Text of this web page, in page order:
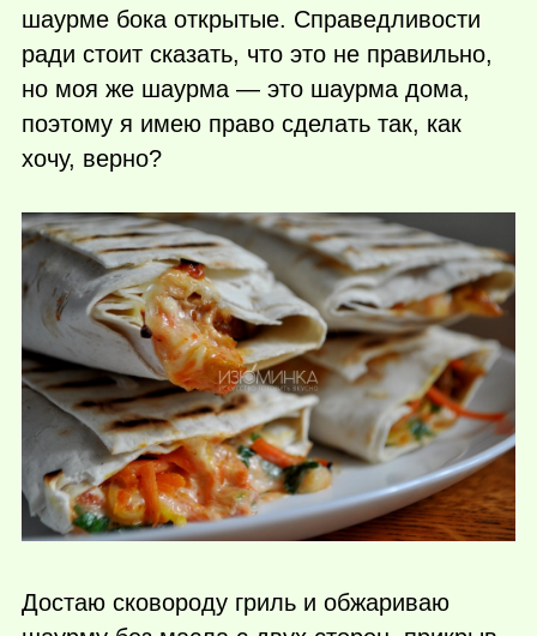
шаурме бока открытые. Справедливости
ради стоит сказать, что это не правильно,
но моя же шаурма — это шаурма дома,
поэтому я имею право сделать так, как
хочу, верно?
Достаю сковороду гриль и обжариваю